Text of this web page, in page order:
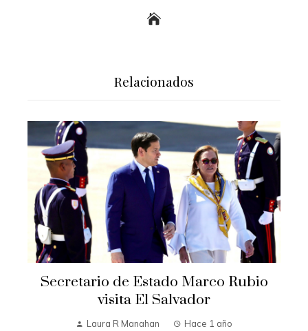
Relacionados
Secretario de Estado Marco Rubio
visita El Salvador
Laura R Manahan Hace 1 año